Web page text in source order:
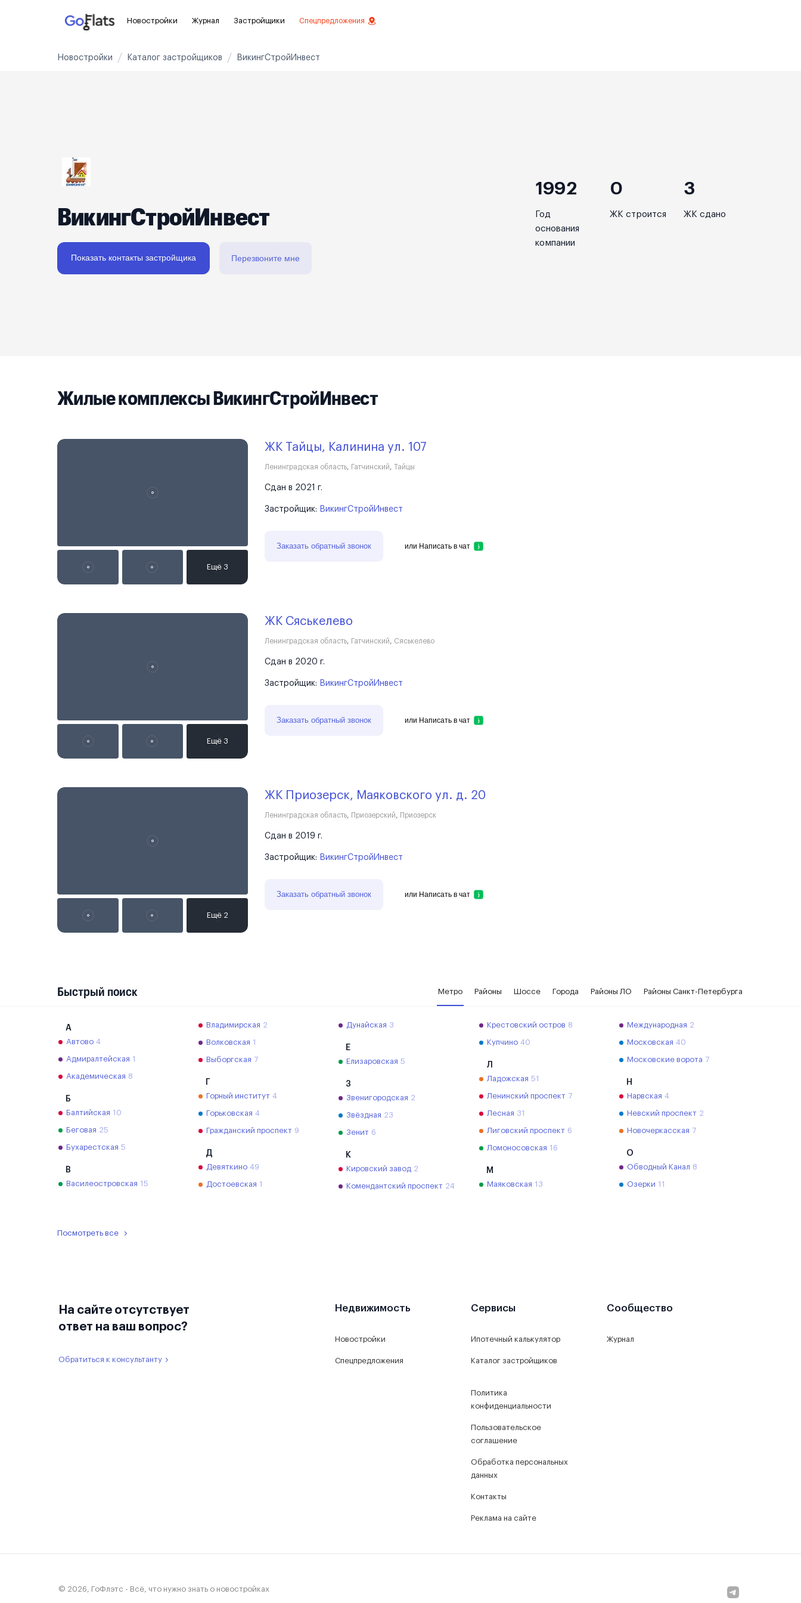
Новостройки
Рядом с метро
3-8 млн ₽ 8-14 млн ₽ от 14 млн ₽
Реклама на сайте
Журнал Застройщики Спецпредложения
Новостройки Каталог застройщиков ВикингСтройИнвест
ВикингСтройИнвест
Показать контакты застройщика Перезвоните мне
1992
Год
основания
компании
0
ЖК строится
3
ЖК сдано
Жилые комплексы ВикингСтройИнвест
ЖК Тайцы, Калинина ул. 107
Ленинградская область, Гатчинский, Тайцы
Сдан в 2021 г.
Застройщик: ВикингСтройИнвест
Заказать обратный звонок или Написать в чат
ЖК Сяськелево
Ленинградская область, Гатчинский, Сяськелево
Сдан в 2020 г.
Застройщик: ВикингСтройИнвест
Заказать обратный звонок или Написать в чат
ЖК Приозерск, Маяковского ул. д. 20
Ленинградская область, Приозерский, Приозерск
Сдан в 2019 г.
Застройщик: ВикингСтройИнвест
Заказать обратный звонок или Написать в чат
Быстрый поиск Метро Районы Шоссе Города Районы ЛО Районы Санкт-Петербурга
А
Автово 4
Адмиралтейская 1
Академическая 8
Б
Балтийская 10
Беговая 25
Бухарестская 5
В
Василеостровская 15
Владимирская 2
Волковская 1
Выборгская 7
Горный институт 4
Горьковская 4
Гражданский проспект 9
Д
Девяткино 49
Достоевская 1
Дунайская 3
Е
Елизаровская 5
З
Звенигородская 2
Звёздная 23
Зенит 6
К
Кировский завод 2
Комендантский проспект 24
Крестовский остров 8
Купчино 40
Л
Ладожская 51
Ленинский проспект 7
Лесная 31
Лиговский проспект 6
Ломоносовская 16
М
Маяковская 13
Международная 2
Московская 40
Московские ворота 7
Н
Нарвская 4
Невский проспект 2
Новочеркасская 7
О
Обводный Канал 8
Озерки 11
Посмотреть все
На сайте отсутствует
ответ на ваш вопрос?
Обратиться к консультанту
Недвижимость
Новостройки
Спецпредложения
Сервисы
Ипотечный калькулятор
Каталог застройщиков
Политика
конфиденциальности
Пользовательское
соглашение
Обработка персональных
данных
Контакты
Реклама на сайте
Сообщество
Журнал
© 2026, ГоФлэтс - Всё, что нужно знать о новостройках